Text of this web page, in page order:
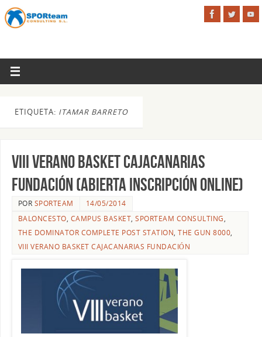
ETIQUETA: ITAMAR BARRETO
VIII Verano Basket CajaCanarias
Fundación (ABIERTA INSCRIPCIÓN ONLINE)
POR SPORTEAM
14/05/2014
BALONCESTO, CAMPUS BASKET,SPORTEAM CONSULTING,
THE DOMINATOR COMPLETE POST STATION,THE GUN 8000,
VIII VERANO BASKET CAJACANARIAS FUNDACIÓN